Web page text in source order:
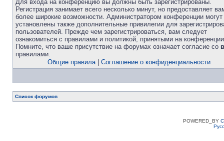
Для входа на конференцию вы должны быть зарегистрированы.
Регистрация занимает всего несколько минут, но предоставляет
более широкие возможности. Администратором конференции
установлены также дополнительные привилегии для
пользователей. Прежде чем зарегистрироваться, вам следует
ознакомиться с правилами и политикой, принятыми на
Помните, что ваше присутствие на форумах означает согласие со
правилами.
Общие правила| Соглашение о конфиденциальности
Список форумов
POWERED_BY